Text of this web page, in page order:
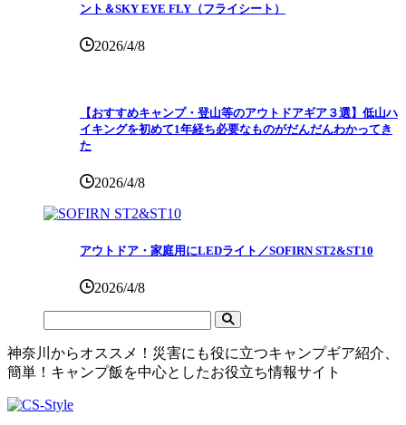
ント＆SKY EYE FLY（フライシート）
2026/4/8
【おすすめキャンプ・登山等のアウトドアギア３選】低山ハ
イキングを初めて1年経ち必要なものがだんだんわかってき
た
2026/4/8
アウトドア・家庭用にLEDライト／SOFIRN ST2&ST10
2026/4/8
神奈川からオススメ！災害にも役に立つキャンプギア紹介、
簡単！キャンプ飯を中心としたお役立ち情報サイト